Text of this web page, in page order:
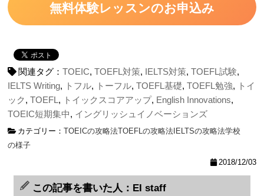
無料体験レッスンのお申込み
関連タグ：TOEIC,TOEFL対策, IELTS対策,TOEFL試験,
IELTS Writing, トフル, トーフル,TOEFL基礎,TOEFL勉強, トイ
ック,TOEFL , トイックスコアアップ, English Innovations,
TOEIC短期集中, イングリッシュイノベーションズ
カテゴリー：TOEICの攻略法TOEFLの攻略法 IELTSの攻略法学校
の様子
2018/12/03
この記事を書いた人：EI staff